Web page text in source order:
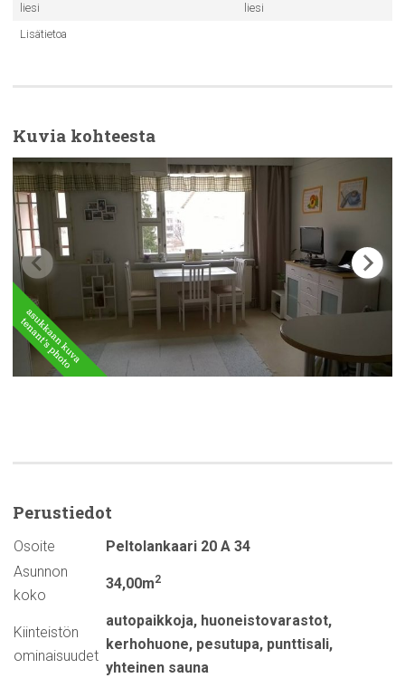
liesi
liesi
Lisätietoa
Kuvia kohteesta
Perustiedot
Osoite
Peltolankaari 20 A 34
Asunnon
koko
34,00m2
Kiinteistön
ominaisuudet
autopaikkoja, huoneistovarastot,
kerhohuone, pesutupa, punttisali,
yhteinen sauna